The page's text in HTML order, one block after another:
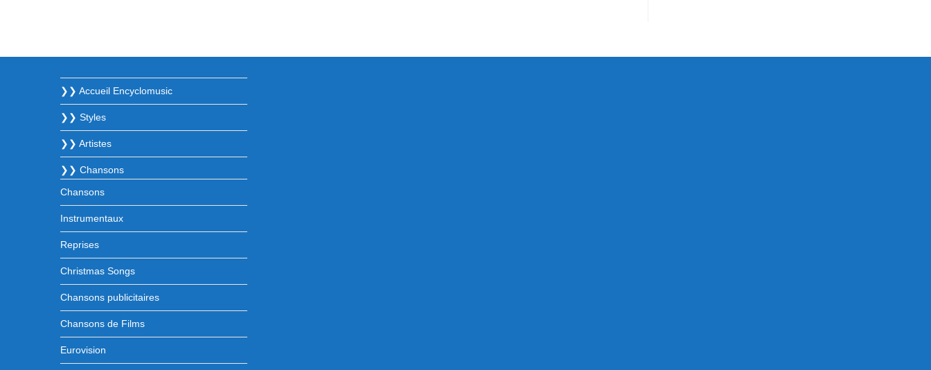
❯❯ Accueil Encyclomusic
❯❯ Styles
❯❯ Artistes
❯❯ Chansons
Chansons
Instrumentaux
Reprises
Christmas Songs
Chansons publicitaires
Chansons de Films
Eurovision